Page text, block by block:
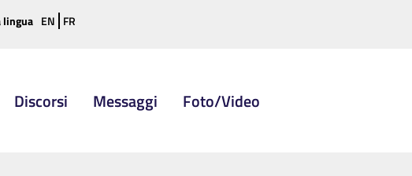
lingua EN FR
Discorsi Messaggi Foto/Video